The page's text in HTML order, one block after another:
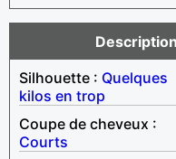
Silhouette : Quelques
kilos en trop
Coupe de cheveux :
Courts